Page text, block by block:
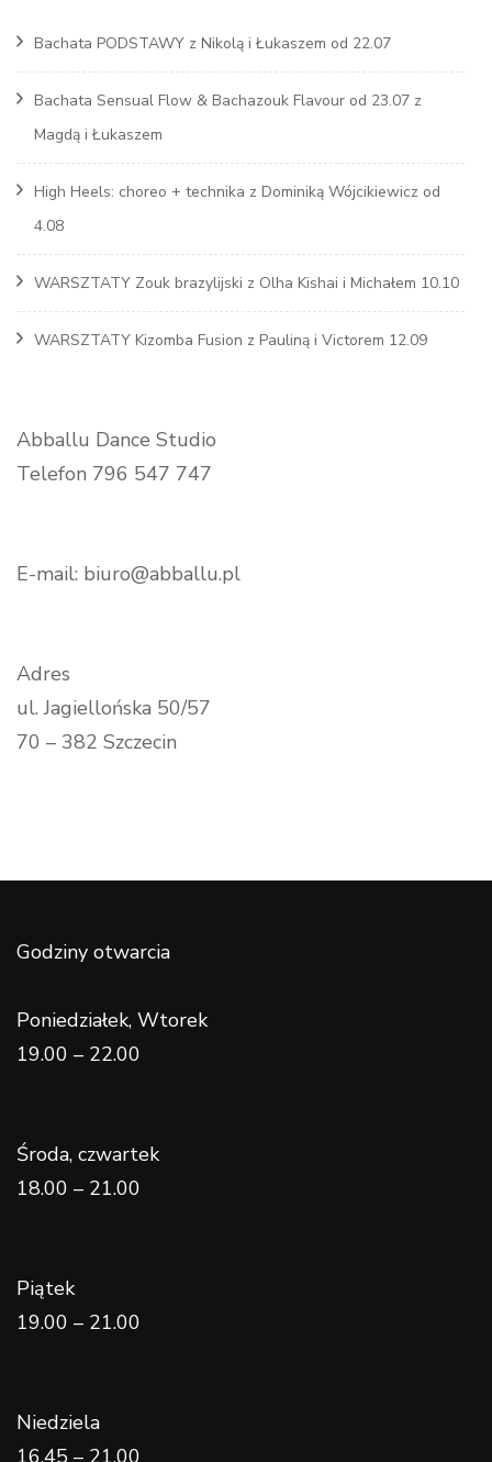
Bachata PODSTAWY z Nikolą i Łukaszem od 22.07
Bachata Sensual Flow & Bachazouk Flavour od 23.07 z
Magdą i Łukaszem
High Heels: choreo + technika z Dominiką Wójcikiewicz od
4.08
WARSZTATY Zouk brazylijski z Olha Kishai i Michałem 10.10
WARSZTATY Kizomba Fusion z Pauliną i Victorem 12.09
Abballu Dance Studio
Telefon 796 547 747
E-mail: biuro@abballu.pl
Adres
ul. Jagiellońska 50/57
70 – 382 Szczecin
Godziny otwarcia
Poniedziałek, Wtorek
19.00 – 22.00
Środa, czwartek
18.00 – 21.00
Piątek
19.00 – 21.00
Niedziela
16.45 – 21.00